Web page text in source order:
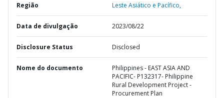
Região Leste Asiático e Pacífico,
Data de divulgação 2023/08/22
Disclosure Status Disclosed
Nome do documento
Philippines - EAST ASIA AND
PACIFIC- P132317- Philippine
Rural Development Project -
Procurement Plan